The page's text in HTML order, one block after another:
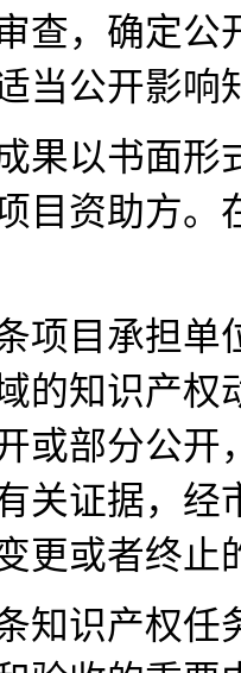
查，确定公
当公开影响
以书面形
目资助方。
目承担单
的知识产权
或部分公开
关证据，经
更或者终止
识产权任